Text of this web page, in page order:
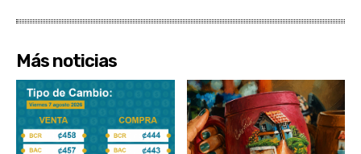
Más noticias